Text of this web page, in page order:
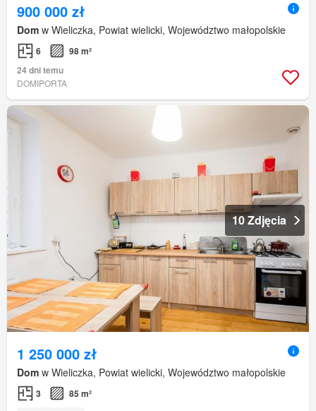
900 000 zł
Dom w Wieliczka, Powiat wielicki, Województwo małopolskie
6
98 m²
24 dni temu
DOMIPORTA
10 Zdjęcia
1 250 000 zł
Dom w Wieliczka, Powiat wielicki, Województwo małopolskie
3 85 m²